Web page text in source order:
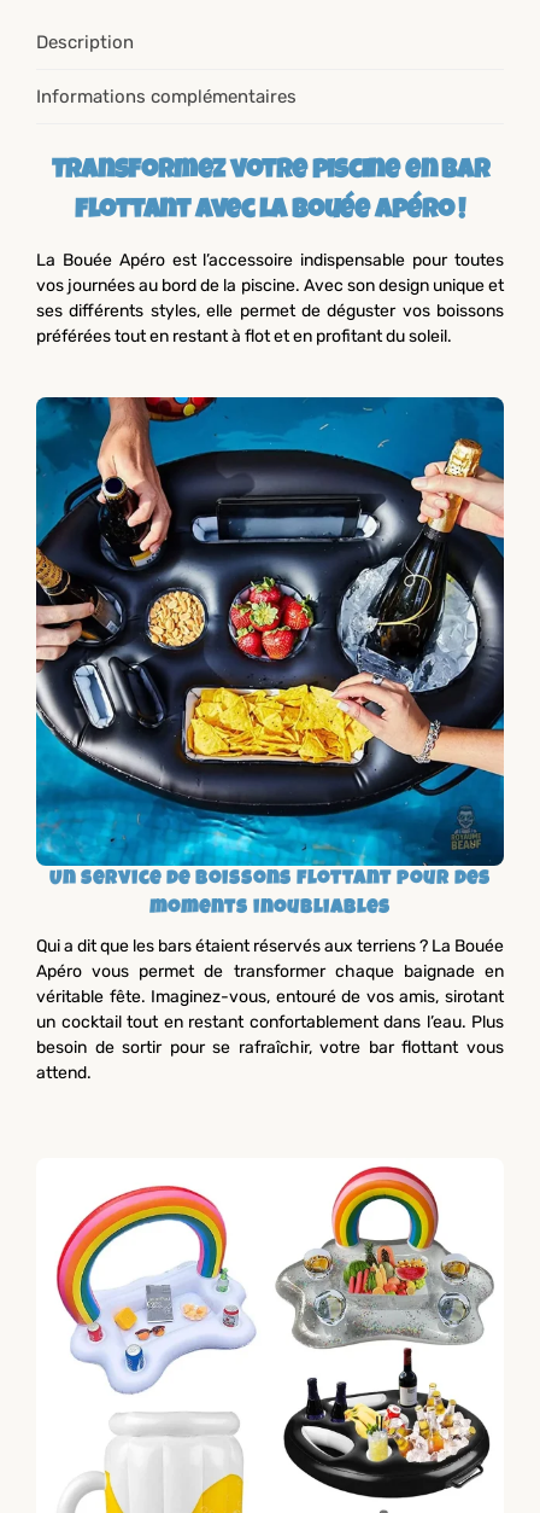
Description
Informations complémentaires
Transformez votre piscine en bar
flottant avec la Bouée Apéro !
La Bouée Apéro est l’accessoire indispensable pour toutes
vos journées au bord de la piscine. Avec son design unique et
ses différents styles, elle permet de déguster vos boissons
préférées tout en restant à flot et en profitant du soleil.
Un service de boissons flottant pour des
moments inoubliables
Qui a dit que les bars étaient réservés aux terriens ? La Bouée
Apéro vous permet de transformer chaque baignade en
véritable fête. Imaginez-vous, entouré de vos amis, sirotant
un cocktail tout en restant confortablement dans l’eau. Plus
besoin de sortir pour se rafraîchir, votre bar flottant vous
attend.